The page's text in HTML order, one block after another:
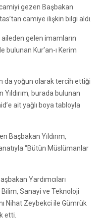
camiyi gezen Başbakan
camiye ilişkin bilgi aldı.
aileden gelen imamların
bulunan Kur’an-ı Kerim
da yoğun olarak tercih ettiği
burada bulunan
ait yağlı boya tabloyla
Başbakan Yıldırım,
“Bütün Müslümanlar
Yardımcıları
Sanayi ve Teknoloji
Nihat Zeybekci ile Gümrük
etti.